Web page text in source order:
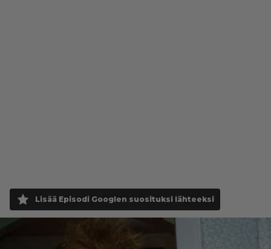
Lisää Episodi Googlen suosituksi lähteeksi